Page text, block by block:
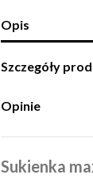
Opis
Szczegóły
Opinie
Sukienka